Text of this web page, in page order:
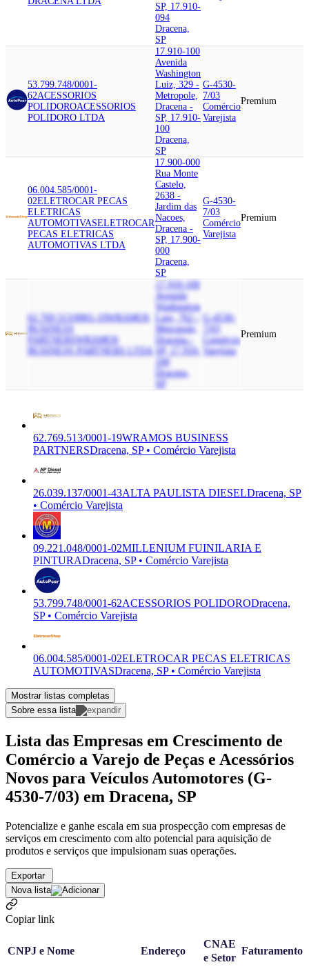
SP, 17.910-
094
Dracena,
SP
53.799.748/0001-
62ACESSORIOS
POLIDOROACESSORIOS
POLIDORO LTDA
17.910-100
Avenida
Washington
Luiz, 329 -
Metropole,
Dracena -
SP, 17.910-
100
Dracena,
SP
G-4530-
7/03
Comércio
Varejista
Premium
06.004.585/0001-
02ELETROCAR PECAS
ELETRICAS
AUTOMOTIVASELETROCAR
PECAS ELETRICAS
AUTOMOTIVAS LTDA
17.900-000
Rua Monte
Castelo,
2638 -
Jardim das
Nacoes,
Dracena -
SP, 17.900-
000
Dracena,
SP
G-4530-
7/03
Comércio
Varejista
Premium
62.769.513/0001-19WRAMOS
PARTNERS WRAMOS
BUSINESS PARTNERS LTDA
17.910-100
Avenida
Washington
Luiz, 762 -
Metropole,
Dracena -
SP, 17.910-
100
Dracena,
G-4530-
Comércio
Varejista
Premium
62.769.513/0001-19WRAMOS BUSINESS
PARTNERSDracena, SP • Comércio Varejista
26.039.137/0001-43ALTA PAULISTA DIESELDracena, SP
• Comércio Varejista
09.221.048/0001-02MILLENIUM FUINILARIA E
PINTURADracena, SP • Comércio Varejista
53.799.748/0001-62ACESSORIOS POLIDORODracena,
SP • Comércio Varejista
06.004.585/0001-02ELETROCAR PECAS ELETRICAS
AUTOMOTIVASDracena, SP • Comércio Varejista
Mostrar listas completas
Sobre essa lista
Lista das Empresas em Crescimento de
Comércio a Varejo de Peças e Acessórios
Novos para Veículos Automotores (G-
4530-7/03) em Dracena, SP
Potencialize e ganhe escala em sua prospecção com empresas de
serviços em crescimento com alto potencial para aquisição de
produtos e serviços que impulsionam suas operações.
Exportar
Nova lista
Copiar link
CNPJ e Nome Endereço
CNAE
e Setor
Faturamento